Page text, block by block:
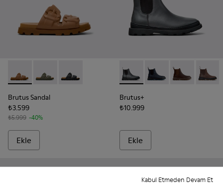
Kabul Etmeden Devam Et
Brutus Sandal - K101046-002 - Kahverengi Sentetik
Brutus Sandal - K101046-004 - Yeşil Sentetik
Brutus Sandal - K101046-001 - Siyah Sentetik
Brutus Sandal
₺3.599
₺5.999 -40%
Ekle
Brutus+ - K300534-004 -
Brutus+ - K300534-
Brutus+ -
Brutus+
₺10.999
Ekle